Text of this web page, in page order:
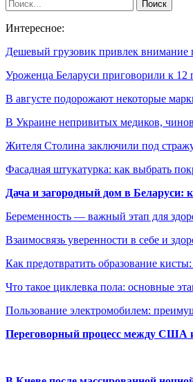
Интересное:
Дешевый грузовик привлек
Уроженца Беларуси приговорили к
В августе подорожают некоторые
В Украине непривитых медиков,
Жителя Столина заключили под
Фасадная штукатурка: как выбрать
Дача и загородный дом в Беларуси:
Беременность — важный этап для
Взаимосвязь уверенности в себе и
Как предотвратить образование
Что такое циклевка пола: основные
Пользование электромобилем:
Переговорный процесс между США